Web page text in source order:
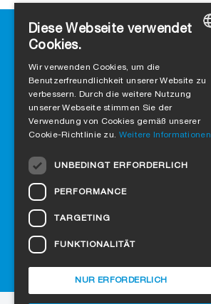
Kontakt
SIGA
Rütmattstrasse 7
CH-6017 Ruswil
zu Google Maps
Kontaktformular
Vertraue auf zertifizierte Qualität
ENGLISH
FRENCH
DANISH
Diese Webseite verwendet
Cookies.
Wir verwenden Cookies, um die
Benutzerfreundlichkeit unserer Website zu
verbessern. Durch die weitere Nutzung
unserer Webseite stimmen Sie der
Verwendung von Cookies gemäß unserer
Cookie-Richtlinie zu. Weitere Informationen
UNBEDINGT ERFORDERLICH
PERFORMANCE
TARGETING
FUNKTIONALITÄT
NUR ERFORDERLICH